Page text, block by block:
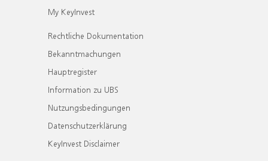
My KeyInvest
Rechtliche Dokumentation
Bekanntmachungen
Hauptregister
Information zu UBS
Nutzungsbedingungen
Datenschutzerklärung
KeyInvest Disclaimer